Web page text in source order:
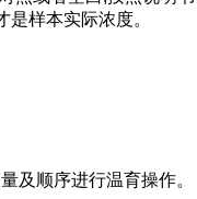
样本实际浓度。
及顺序进行温育操作。